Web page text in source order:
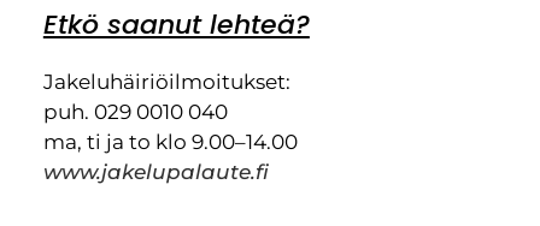
Etkö saanut lehteä?
Jakeluhäiriöilmoitukset:
puh. 029 0010 040
ma, ti ja to klo 9.00–14.00
www.jakelupalaute.fi